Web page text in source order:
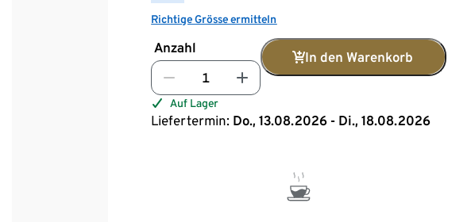
Richtige Grösse ermitteln
Anzahl
In den Warenkorb
Auf Lager
Liefertermin: Do., 13.08.2026 - Di., 18.08.2026